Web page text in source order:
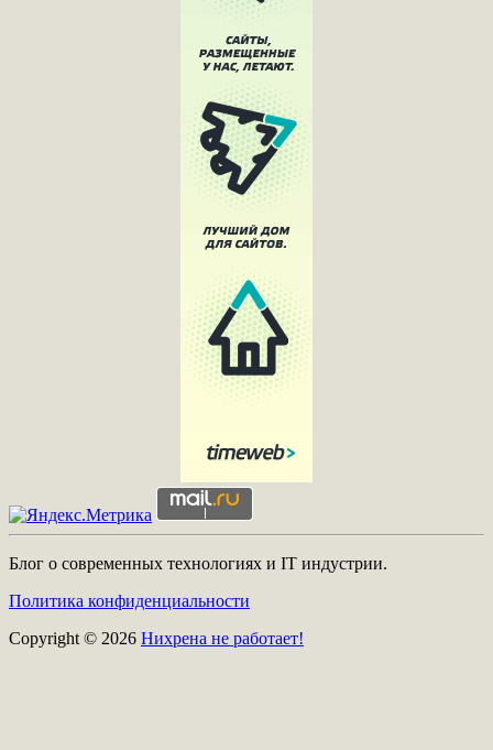
Блог о современных технологиях и IT индустрии.
Политика конфиденциальности
Copyright © 2026 Нихрена не работает!